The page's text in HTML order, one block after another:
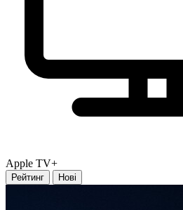
Apple TV+
Рейтинг Нові